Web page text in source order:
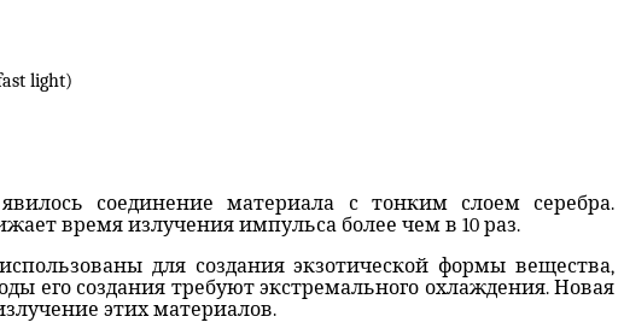
light)
соединение материала с тонким слоем серебра.
время излучения импульса более чем в 10 раз.
для создания экзотической формы вещества,
его создания требуют экстремального охлаждения. Новая
этих материалов.